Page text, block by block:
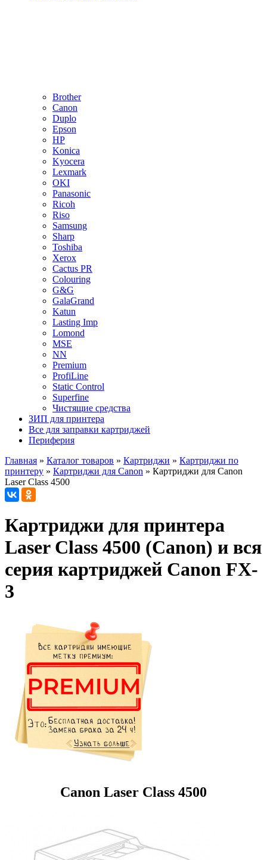
Brother
Canon
Duplo
Epson
HP
Konica
Kyocera
Lexmark
OKI
Panasonic
Ricoh
Riso
Samsung
Sharp
Toshiba
Xerox
Cactus PR
Colouring
G&G
GalaGrand
Katun
Lasting Imp
Lomond
MSE
NN
Premium
ProfiLine
Static Control
Superfine
Чистящие средства
ЗИП для принтера
Все для заправки картриджей
Периферия
Главная » Каталог товаров » Картриджи » Картриджи по
принтеру » Картриджи для Canon » Картриджи для Canon
Laser Class 4500
Картриджи для принтера
Laser Class 4500 (Canon) и вся
серия картриджей Canon FX-
3
Canon Laser Class 4500